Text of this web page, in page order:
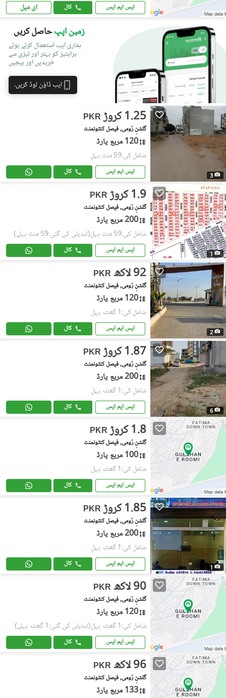
ایس ایم ایس کال ای میل
زمین اپپحاصل کریں
ہماری ایپ استعمال کرتے ہوئے
پراپٹیز کو بہتر اور تیزی سے
خریدیں اور بیچیں
ایپ ڈاؤن لوڈ کریں۔
3
PKR 1.25 کروڑ
گلشنِ رُومی, فیصل کنٹونمنٹ
120 مربع یارڈ
شامل کی:59 منٹ پہل
ایس ایم ایس کال
1
PKR 1.9 کروڑ
گلشنِ رُومی, فیصل کنٹونمنٹ
200 مربع یارڈ
شامل کی:59 منٹ پہل (تبدیلی کی گئی:59 منٹ پہلے)
ایس ایم ایس کال
2
PKR 92 لاکھ
گلشنِ رُومی, فیصل کنٹونمنٹ
120 مربع یارڈ
شامل کی:1 گھنٹہ پہل
ایس ایم ایس کال
6
PKR 1.87 کروڑ
گلشنِ رُومی, فیصل کنٹونمنٹ
200 مربع یارڈ
شامل کی:1 گھنٹہ پہل
ایس ایم ایس کال
PKR 1.8 کروڑ
گلشنِ رُومی, فیصل کنٹونمنٹ
100 مربع یارڈ
شامل کی:1 گھنٹہ پہل
ایس ایم ایس کال
1
PKR 1.85 کروڑ
گلشنِ رُومی, فیصل کنٹونمنٹ
200 مربع یارڈ
شامل کی:1 گھنٹہ پہل
ایس ایم ایس کال
PKR 90 لاکھ
گلشنِ رُومی, فیصل کنٹونمنٹ
120 مربع یارڈ
شامل کی:1 گھنٹہ پہل (تبدیلی کی گئی:1 گھنٹہ پہلے)
ایس ایم ایس کال
PKR 96 لاکھ
گلشنِ رُومی, فیصل کنٹونمنٹ
133 مربع یارڈ